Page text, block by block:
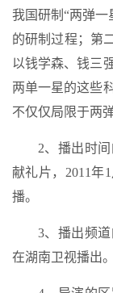
我国研制“两弹一
的研制过程；第
以钱学森、钱三
两单一星的这些
不仅仅局限于两
2、播出时
献礼片，2011年
播。
3、播出频
在湖南卫视播出。